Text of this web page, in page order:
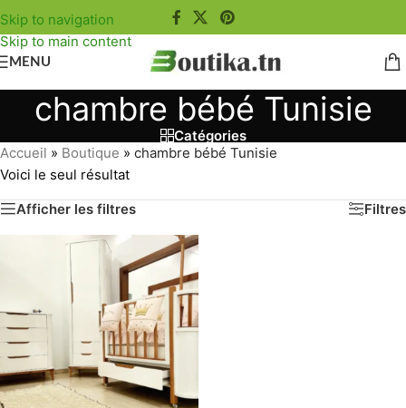
Skip to navigation
Skip to main content
MENU
chambre bébé Tunisie
Catégories
Accueil » Boutique » chambre bébé Tunisie
Voici le seul résultat
Afficher les filtres
Filtres